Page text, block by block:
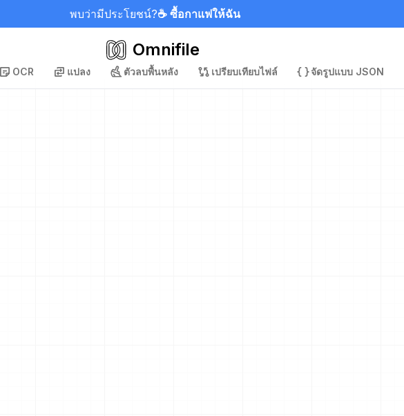
พบว่ามีประโยชน์?☕ ซื้อกาแฟให้ฉัน
Omnifile
OCR แปลง ตัวลบพื้นหลัง เปรียบเทียบไฟล์ จัดรูปแบบ JSON